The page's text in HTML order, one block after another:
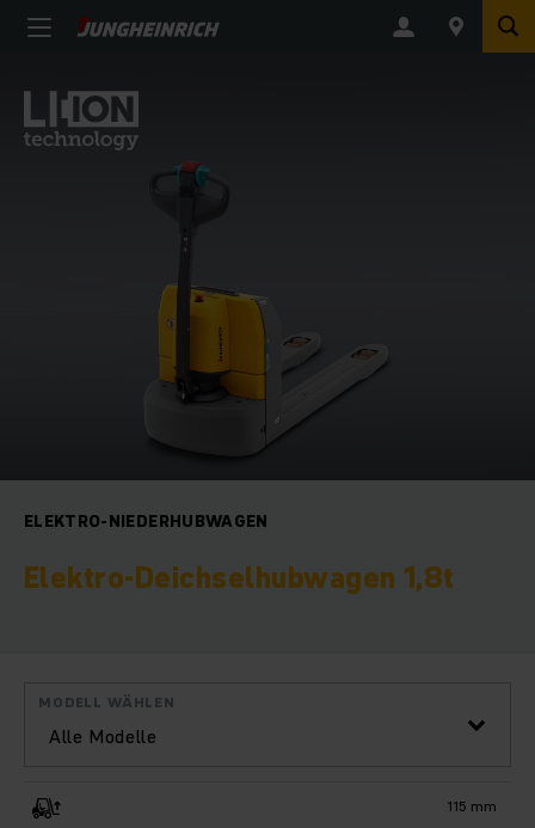
ELEKTRO-NIEDERHUBWAGEN
Elektro-Deichselhubwagen 1,8t
Alle Modelle
MODELL WÄHLEN
115 mm